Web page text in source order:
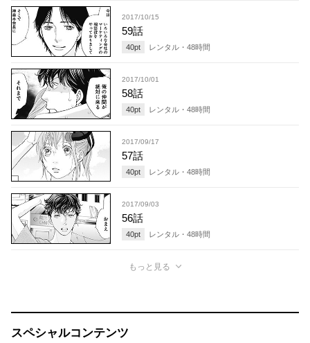
2017/10/15
59話
40pt レンタル・ 48時間
2017/10/01
58話
40pt レンタル・ 48時間
2017/09/17
57話
40pt レンタル・ 48時間
2017/09/03
56話
40pt レンタル・ 48時間
もっと見る
スペシャルコンテンツ